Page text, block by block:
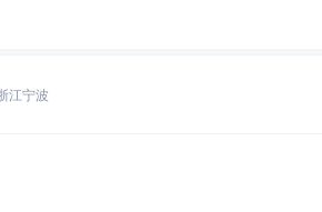
江宁波